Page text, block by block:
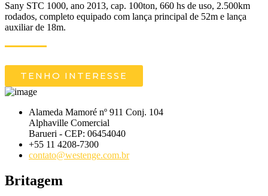
Sany STC 1000, ano 2013, cap. 100ton, 660 hs de uso, 2.500km
rodados, completo equipado com lança principal de 52m e lança
auxiliar de 18m.
TENHO INTERESSE
Alameda Mamoré nº 911 Conj. 104
Alphaville Comercial
Barueri - CEP: 06454040
+55 11 4208-7300
contato@westenge.com.br
Britagem